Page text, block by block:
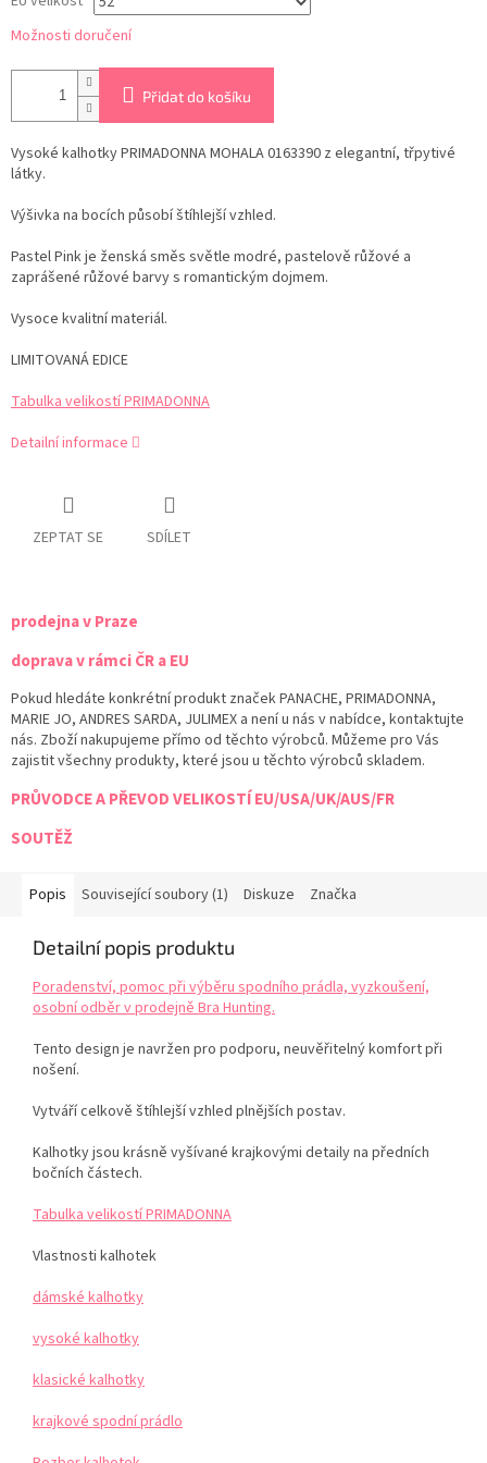
Možnosti doručení
Přidat do košíku
Vysoké kalhotky PRIMADONNA MOHALA 0163390 z elegantní, třpytivé
látky.
Výšivka na bocích působí štíhlejší vzhled.
Pastel Pink je ženská směs světle modré, pastelově růžové a
zaprášené růžové barvy s romantickým dojmem.
Vysoce kvalitní materiál.
LIMITOVANÁ EDICE
Tabulka velikostí PRIMADONNA
Detailní informace
ZEPTAT SE SDÍLET
prodejna v Praze
doprava v rámci ČR a EU
Pokud hledáte konkrétní produkt značek PANACHE, PRIMADONNA,
MARIE JO, ANDRES SARDA, JULIMEX a není u nás v nabídce, kontaktujte
nás. Zboží nakupujeme přímo od těchto výrobců. Můžeme pro Vás
zajistit všechny produkty, které jsou u těchto výrobců skladem.
PRŮVODCE A PŘEVOD VELIKOSTÍ EU/USA/UK/AUS/FR
SOUTĚŽ
Popis Související soubory (1) Diskuze Značka
Detailní popis produktu
Poradenství, pomoc při výběru spodního prádla, vyzkoušení,
osobní odběr v prodejně Bra Hunting.
Tento design je navržen pro podporu, neuvěřitelný komfort při
nošení.
Vytváří celkově štíhlejší vzhled plnějších postav.
Kalhotky jsou krásně vyšívané krajkovými detaily na předních
bočních částech.
Tabulka velikostí PRIMADONNA
Vlastnosti kalhotek
dámské kalhotky
vysoké kalhotky
klasické kalhotky
krajkové spodní prádlo